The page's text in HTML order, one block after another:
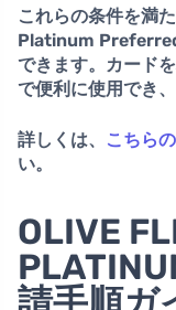
これらの条件を満
Platinum
できます。カード
で便利に使用でき
詳しくは、 こちら
い。
OLIVE